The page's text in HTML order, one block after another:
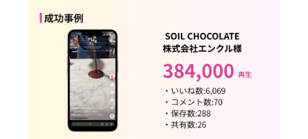
福岡のSNS会社とは何か — 30秒でわかる基本定義
なぜ今、福岡でSNS会社への依頼が増えているのか
福岡SNS会社を選ぶ前に確認すべき5つのKBF（比較
福岡SNS会社おすすめ7選【2026年最新版】
①株式会社キングプロテア（札幌拠点・全国対応）
②株式会社トライバルメディアハウス（東京拠点・